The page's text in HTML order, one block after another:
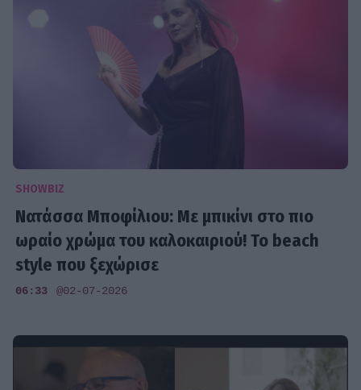
SHOWBIZ
Νατάσσα Μποφίλιου: Με μπικίνι στο πιο
ωραίο χρώμα του καλοκαιριού! Το beach
style που ξεχώρισε
06:33 @02-07-2026